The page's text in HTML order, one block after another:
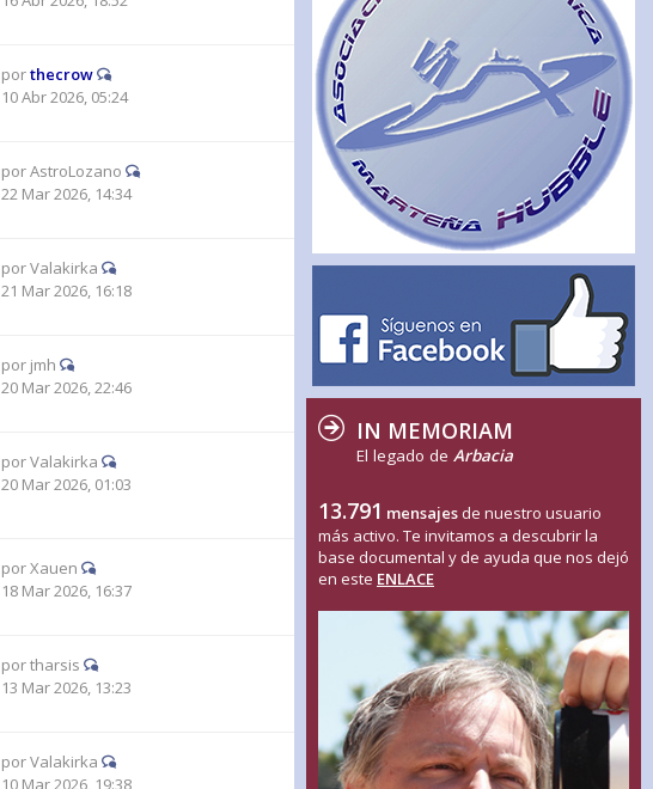
porthecrow
10 Abr 2026, 05:24
porAstroLozano
22 Mar 2026, 14:34
porValakirka
21 Mar 2026, 16:18
por jmh
20 Mar 2026, 22:46
porValakirka
20 Mar 2026, 01:03
porXauen
18 Mar 2026, 16:37
portharsis
13 Mar 2026, 13:23
porValakirka
10 Mar 2026, 19:38
IN MEMORIAM
El legado de Arbacia
13.791 mensajes de nuestro usuario
más activo. Te invitamos a descubrir la
base documental y de ayuda que nos dejó
en este ENLACE